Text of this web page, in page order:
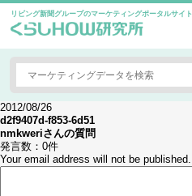
リビング新聞グループのマーケティングポータルサイト
2012/08/26
d2f9407d-f853-6d51
nmkweriさんの質問
発言数： 0件
Your email address will not be published.